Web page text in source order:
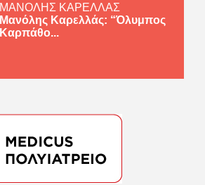
ΜΑΝΟΛΗΣ ΚΑΡΕΛΛΑΣ
Μανόλης Καρελλάς: “Όλυμπος
Καρπάθο...